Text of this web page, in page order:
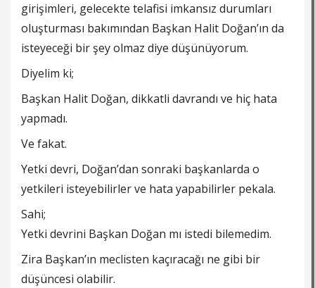
girişimleri, gelecekte telafisi imkansız durumları
oluşturması bakımından Başkan Halit Doğan’ın da
isteyeceği bir şey olmaz diye düşünüyorum.
Diyelim ki;
Başkan Halit Doğan, dikkatli davrandı ve hiç hata
yapmadı.
Ve fakat.
Yetki devri, Doğan’dan sonraki başkanlarda o
yetkileri isteyebilirler ve hata yapabilirler pekala.
Sahi;
Yetki devrini Başkan Doğan mı istedi bilemedim.
Zira Başkan’ın meclisten kaçıracağı ne gibi bir
düşüncesi olabilir.